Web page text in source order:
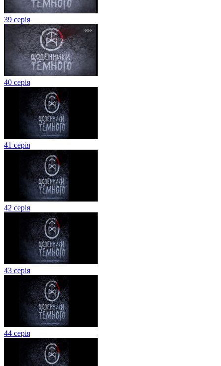
39 серія
40 серія
41 серія
42 серія
43 серія
44 серія